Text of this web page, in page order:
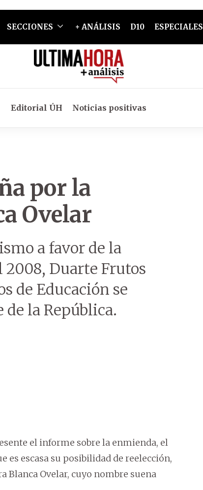
SECCIONES + ANÁLISIS D10 ESPECIALES
Editorial ÚH Noticias positivas
por la
Ovelar
a favor de la
2008, Duarte Frutos
de Educación se
la República.
el informe sobre la enmienda, el
es escasa su posibilidad de reelección,
Ovelar, cuyo nombre suena